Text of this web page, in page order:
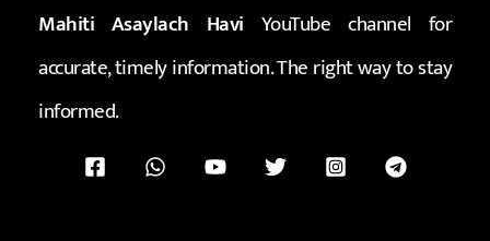
Mahiti Asaylach Havi YouTube channel for
accurate, timely information. The right way to stay
informed.